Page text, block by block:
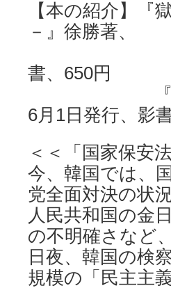
【本の紹介】『
－』徐勝著、
94年7月
書、650円
『完全なる
6月1日発行、影
＜＜「国家保安
今、韓国では、
党全面対決の状
人民共和国の金
の不明確さなど
日夜、韓国の検
規模の「民主主